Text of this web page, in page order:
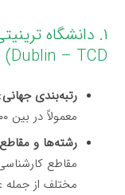
Dublin – TCD)
رتبه‌بندی جهانی
معمولاً در بین ۱۰۰ دانشگاه برتر جهانی قرار دارد.
رشته‌ها و
مقاطع
مختلف از جمله